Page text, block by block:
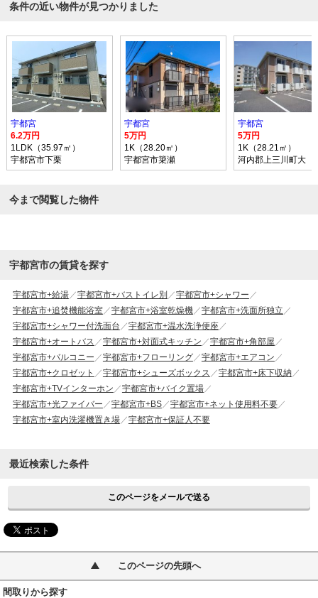
条件の近い物件が見つかりました
宇都宮
6.2万円
1LDK（35.97㎡）
宇都宮市下栗
宇都宮
5万円
1K（28.20㎡）
宇都宮市簗瀬
宇都宮
5万円
1K（28.21㎡）
河内郡上三川町大
今まで閲覧した物件
宇都宮市の賃貸を探す
宇都宮市+給湯 宇都宮市+バストイレ別
宇都宮市+シャワー
宇都宮市+追焚機能浴室
宇都宮市+浴室乾燥機
宇都宮市+洗面所独立
宇都宮市+シャワー付洗面台
宇都宮市+温水洗浄便座
宇都宮市+オートバス
宇都宮市+対面式キッチン
宇都宮市+角部屋
宇都宮市+バルコニー
宇都宮市+フローリング
宇都宮市+エアコン
宇都宮市+クロゼット
宇都宮市+シューズボックス
宇都宮市+床下収納
宇都宮市+TVインターホン
宇都宮市+バイク置場
宇都宮市+光ファイバー
宇都宮市+BS
宇都宮市+ネット使用料不要
宇都宮市+室内洗濯機置き場
宇都宮市+保証人不要
最近検索した条件
このページをメールで送る
このページの先頭へ
間取りから探す